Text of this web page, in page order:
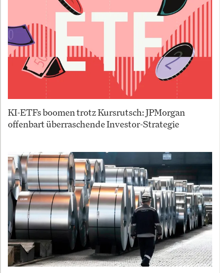
KI-ETFs boomen trotz Kursrutsch: JPMorgan
offenbart überraschende Investor-Strategie